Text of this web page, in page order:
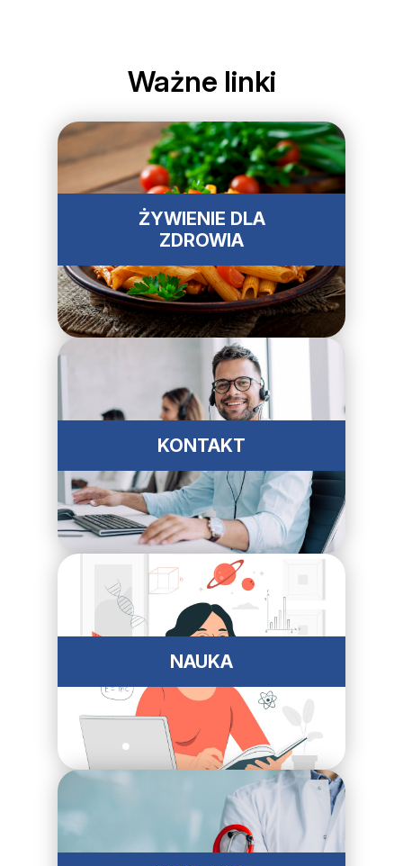
Ważne linki
ŻYWIENIE DLA
ZDROWIA
KONTAKT
NAUKA